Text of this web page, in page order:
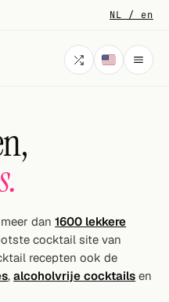
NL / en
dan1600 lekkere
cocktail site van
recepten ook de
,alcoholvrije cocktails en